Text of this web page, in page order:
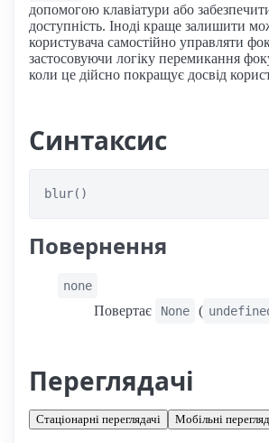
допомогою клавіатури або
доступність. Іноді краще залишити
користувача самостійно управляти
застосовуючи логіку перемикання
коли це дійсно покращує досвід
Синтаксис
blur()
Повернення
none
Повертає None (
Переглядачі
Стаціонарні переглядачі Мобільні